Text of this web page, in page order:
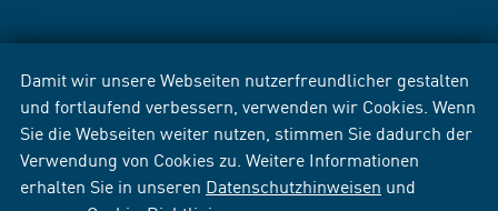
Damit wir unsere Webseiten nutzerfreundlicher gestalten
und fortlaufend verbessern, verwenden wir Cookies. Wenn
Sie die Webseiten weiter nutzen, stimmen Sie dadurch der
Verwendung von Cookies zu. Weitere Informationen
erhalten Sie in unseren Datenschutzhinweisen und